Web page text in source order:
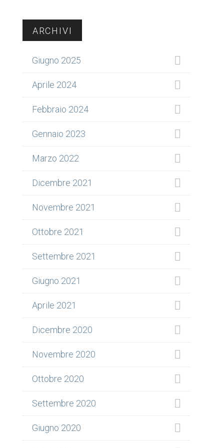
Barra
laterale
primaria
ARCHIVI
Giugno 2025
Aprile 2024
Febbraio 2024
Gennaio 2023
Marzo 2022
Dicembre 2021
Novembre 2021
Ottobre 2021
Settembre 2021
Giugno 2021
Aprile 2021
Dicembre 2020
Novembre 2020
Ottobre 2020
Settembre 2020
Giugno 2020